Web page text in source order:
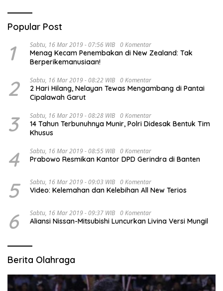
Popular Post
1 Sabtu, 16 Mar 2019 - 07:56 WIB 0 Komentar
Menag Kecam Penembakan di New Zealand: Tak
Berperikemanusiaan!
2 Sabtu, 16 Mar 2019 - 08:22 WIB 0 Komentar
2 Hari Hilang, Nelayan Tewas Mengambang di Pantai
Cipalawah Garut
3 Sabtu, 16 Mar 2019 - 08:28 WIB 0 Komentar
14 Tahun Terbunuhnya Munir, Polri Didesak Bentuk Tim
Khusus
4 Sabtu, 16 Mar 2019 - 08:55 WIB 0 Komentar
Prabowo Resmikan Kantor DPD Gerindra di Banten
5 Sabtu, 16 Mar 2019 - 09:03 WIB 0 Komentar
Video: Kelemahan dan Kelebihan All New Terios
6 Sabtu, 16 Mar 2019 - 09:37 WIB 0 Komentar
Aliansi Nissan-Mitsubishi Luncurkan Livina Versi Mungil
Berita Olahraga